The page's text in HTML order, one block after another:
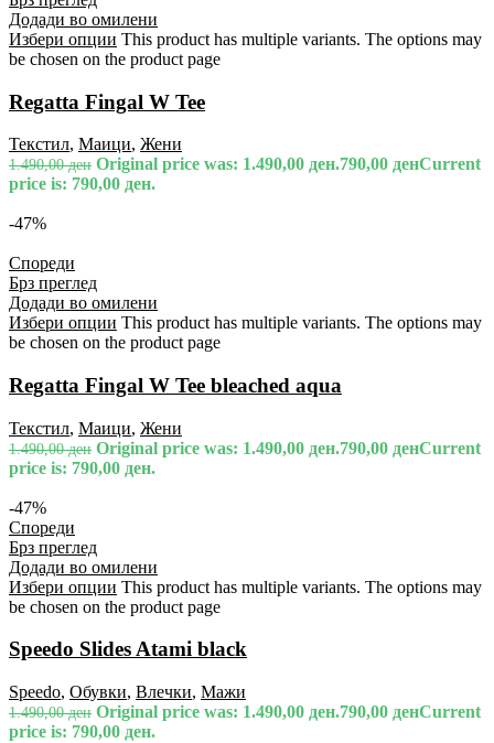
Додади во омилени
Избери опции This product has multiple variants. The options may
be chosen on the product page
Regatta Fingal W Tee
Текстил, Маици, Жени
1.490,00ден Original price was: 1.490,00 ден.790,00 денCurrent
price is: 790,00 ден.
-47%
Спореди
Брз преглед
Додади во омилени
Избери опции This product has multiple variants. The options may
be chosen on the product page
Regatta Fingal W Tee bleached aqua
Текстил, Маици, Жени
1.490,00ден Original price was: 1.490,00 ден.790,00 денCurrent
price is: 790,00 ден.
-47%
Спореди
Брз преглед
Додади во омилени
Избери опции This product has multiple variants. The options may
be chosen on the product page
Speedo Slides Atami black
Speedo, Обувки, Влечки, Мажи
1.490,00ден Original price was: 1.490,00 ден.790,00 денCurrent
price is: 790,00 ден.